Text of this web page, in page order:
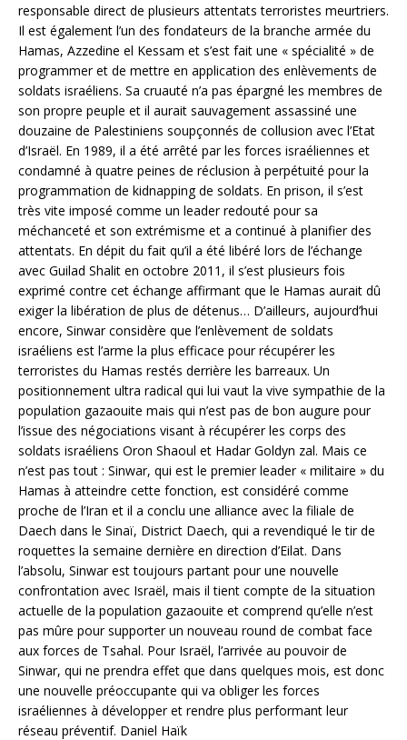
responsable direct de plusieurs attentats terroristes meurtriers.
Il est également l’un des fondateurs de la branche armée du
Hamas, Azzedine el Kessam et s’est fait une « spécialité » de
programmer et de mettre en application des enlèvements de
soldats israéliens. Sa cruauté n’a pas épargné les membres de
son propre peuple et il aurait sauvagement assassiné une
douzaine de Palestiniens soupçonnés de collusion avec l’Etat
d’Israël. En 1989, il a été arrêté par les forces israéliennes et
condamné à quatre peines de réclusion à perpétuité pour la
programmation de kidnapping de soldats. En prison, il s’est
très vite imposé comme un leader redouté pour sa
méchanceté et son extrémisme et a continué à planifier des
attentats. En dépit du fait qu’il a été libéré lors de l’échange
avec Guilad Shalit en octobre 2011, il s’est plusieurs fois
exprimé contre cet échange affirmant que le Hamas aurait dû
exiger la libération de plus de détenus… D’ailleurs, aujourd’hui
encore, Sinwar considère que l’enlèvement de soldats
israéliens est l’arme la plus efficace pour récupérer les
terroristes du Hamas restés derrière les barreaux. Un
positionnement ultra radical qui lui vaut la vive sympathie de la
population gazaouite mais qui n’est pas de bon augure pour
l’issue des négociations visant à récupérer les corps des
soldats israéliens Oron Shaoul et Hadar Goldyn zal. Mais ce
n’est pas tout : Sinwar, qui est le premier leader « militaire » du
Hamas à atteindre cette fonction, est considéré comme
proche de l’Iran et il a conclu une alliance avec la filiale de
Daech dans le Sinaï, District Daech, qui a revendiqué le tir de
roquettes la semaine dernière en direction d’Eilat. Dans
l’absolu, Sinwar est toujours partant pour une nouvelle
confrontation avec Israël, mais il tient compte de la situation
actuelle de la population gazaouite et comprend qu’elle n’est
pas mûre pour supporter un nouveau round de combat face
aux forces de Tsahal. Pour Israël, l’arrivée au pouvoir de
Sinwar, qui ne prendra effet que dans quelques mois, est donc
une nouvelle préoccupante qui va obliger les forces
israéliennes à développer et rendre plus performant leur
réseau préventif. Daniel Haïk